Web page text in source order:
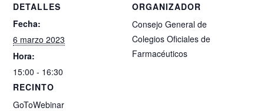
DETALLES
Fecha:
6 marzo 2023
Hora:
15:00 - 16:30
RECINTO
GoToWebinar
ORGANIZADOR
Consejo General de
Colegios Oficiales de
Farmacéuticos